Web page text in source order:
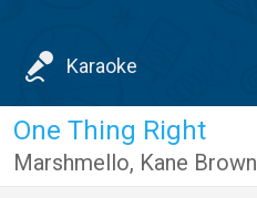
Karaoke
One Thing Right
Marshmello, Kane Brown